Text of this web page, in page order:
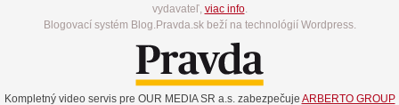
vydavateľ, viac info.
Blogovací systém Blog.Pravda.sk beží na technológií Wordpress.
Kompletný video servis pre OUR MEDIA SR a.s. zabezpečuje ARBERTO GROUP